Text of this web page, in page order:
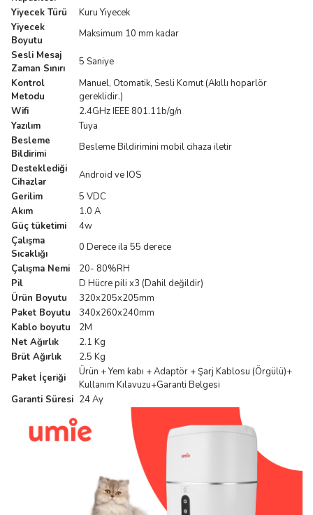
Yiyecek Türü
Kuru Yiyecek
Yiyecek
Boyutu
Maksimum 10 mm kadar
Sesli Mesaj
Zaman Sınırı
5 Saniye
Kontrol
Metodu
Manuel, Otomatik, Sesli Komut (Akıllı hoparlör
gereklidir.)
Wifi
2.4GHz IEEE 801.11b/g/n
Yazılım
Tuya
Besleme
Bildirimi
Besleme Bildirimini mobil cihaza iletir
Desteklediği
Cihazlar
Android ve IOS
Gerilim
5 VDC
Akım
1.0 A
Güç tüketimi
4w
Çalışma
Sıcaklığı
0 Derece ila 55 derece
Çalışma Nemi
20- 80%RH
Pil
D Hücre pili x3 (Dahil değildir)
Ürün Boyutu
320x205x205mm
Paket Boyutu
340x260x240mm
Kablo boyutu
2M
Net Ağırlık
2.1 Kg
Brüt Ağırlık
2.5 Kg
Paket İçeriği
Ürün + Yem kabı + Adaptör + Şarj Kablosu (Örgülü)+
Kullanım Kılavuzu+Garanti Belgesi
Garanti Süresi 24 Ay